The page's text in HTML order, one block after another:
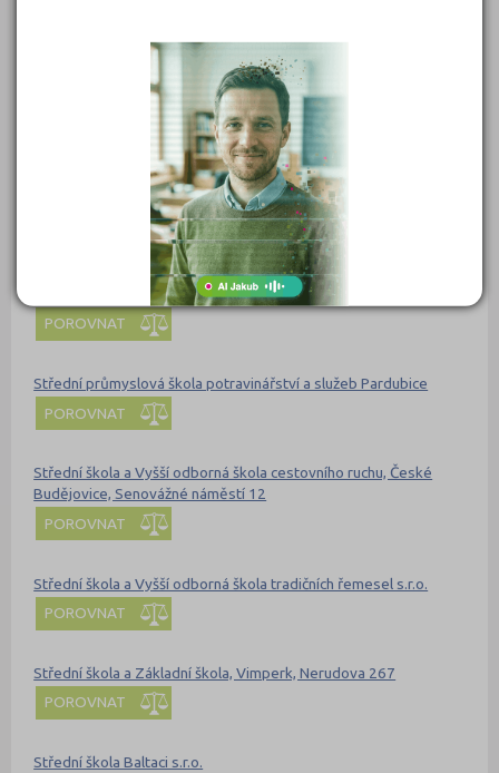
Střední průmyslová škola a Střední odborná škola gastronomie a
služeb, Most, příspěvková organizace
Střední průmyslová škola Emila Kolbena Rakovník, příspěvková
Střední průmyslová škola Otrokovice
POROVNAT
Střední průmyslová škola potravinářství a služeb Pardubice
POROVNAT
Střední škola a Vyšší odborná škola cestovního ruchu, České
Budějovice, Senovážné náměstí 12
POROVNAT
Střední škola a Vyšší odborná škola tradičních řemesel s.r.o.
POROVNAT
Střední škola a Základní škola, Vimperk, Nerudova 267
POROVNAT
Střední škola Baltaci s.r.o.